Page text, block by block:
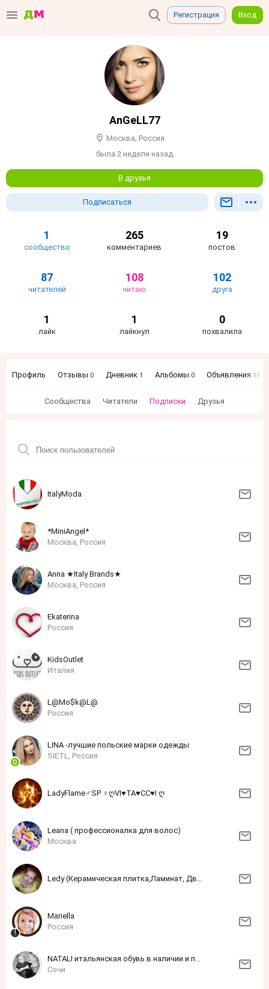
Регистрация Вход
AnGeLL77
Москва, Россия
была 2 недели назад
В друзья
Подписаться
1
сообщество
265
комментариев
19
постов
87
читателей
108
читаю
102
друга
1
лайк
1
лайкнул
0
похвалила
Профиль Отзывы 0 Дневник 1 Альбомы 0 Объявления 18
Сообщества Читатели Подписки Друзья
ItalyModa
*MiniAngel*
Москва, Россия
Anna ★Italy Brands★
Москва, Россия
Ekaterina
Россия
KidsOutlet
Италия
L@Mo$k@L@
Россия
LINA -лучшие польские марки одежды
SIETL, Россия
LadyFlame♂SP ♀ღVI♥TA♥CC♥I ღ
Leana ( профессионалка для волос)
Москва
Ledy (Керамическая плитка,Ламинат, Двери и Обои)
Mariella
Россия
NATALI итальянская обувь в наличии и под заказ
Сочи